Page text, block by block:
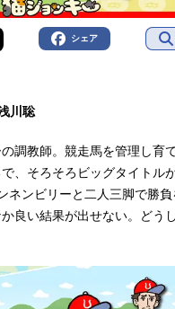
シェア
川聡
調教師。競走馬を管理し育
、そろそろビッグタイトル
ネンビリーと二人三脚で勝
良い結果が出せない。どう